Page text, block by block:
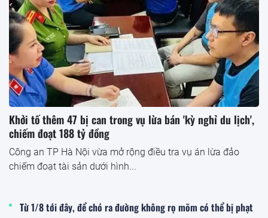
Khởi tố thêm 47 bị can trong vụ lừa bán 'kỳ nghỉ du lịch',
chiếm đoạt 188 tỷ đồng
Công an TP Hà Nội vừa mở rộng điều tra vụ án lừa đảo
chiếm đoạt tài sản dưới hình...
Từ 1/8 tới đây, để chó ra đường không rọ mõm có thể bị phạt